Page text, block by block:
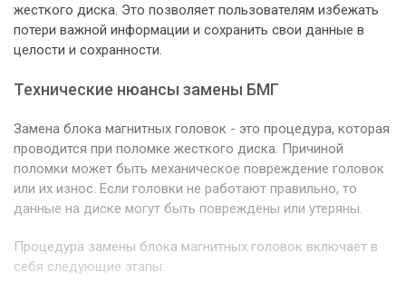
жесткого диска. Это позволяет пользователям избежать
потери важной информации и сохранить свои данные в
целости и сохранности.
Технические нюансы замены БМГ
Замена блока магнитных головок - это процедура, которая
проводится при поломке жесткого диска. Причиной
поломки может быть механическое повреждение головок
или их износ. Если головки не работают правильно, то
данные на диске могут быть повреждены или утеряны.
Процедура замены блока магнитных головок включает в
себя следующие этапы: